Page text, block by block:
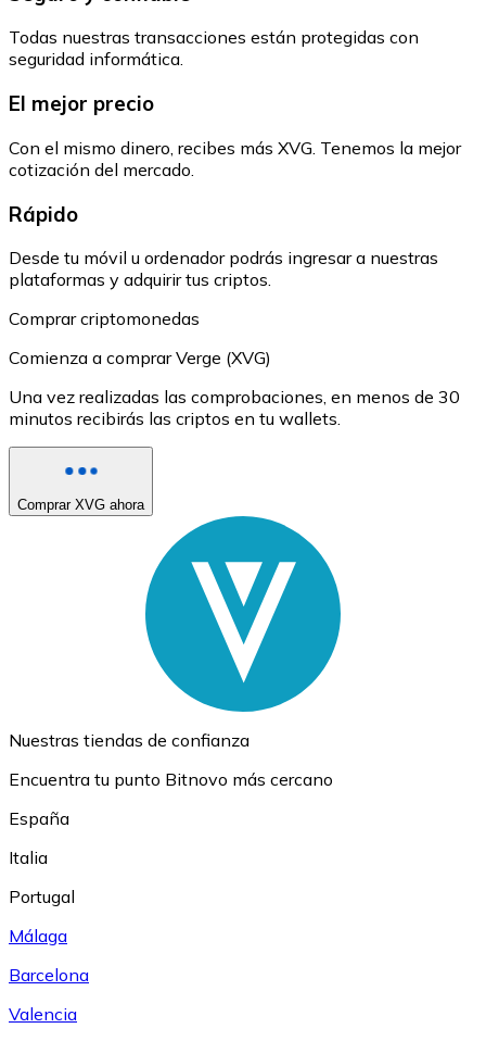
Todas nuestras transacciones están protegidas con
seguridad informática.
El mejor precio
Con el mismo dinero, recibes más XVG. Tenemos la mejor
cotización del mercado.
Rápido
Desde tu móvil u ordenador podrás ingresar a nuestras
plataformas y adquirir tus criptos.
Comprar criptomonedas
Comienza a comprar Verge (XVG)
Una vez realizadas las comprobaciones, en menos de 30
minutos recibirás las criptos en tu wallets.
Comprar XVG ahora
Nuestras tiendas de confianza
Encuentra tu punto Bitnovo más cercano
España
Italia
Portugal
Málaga
Barcelona
Valencia